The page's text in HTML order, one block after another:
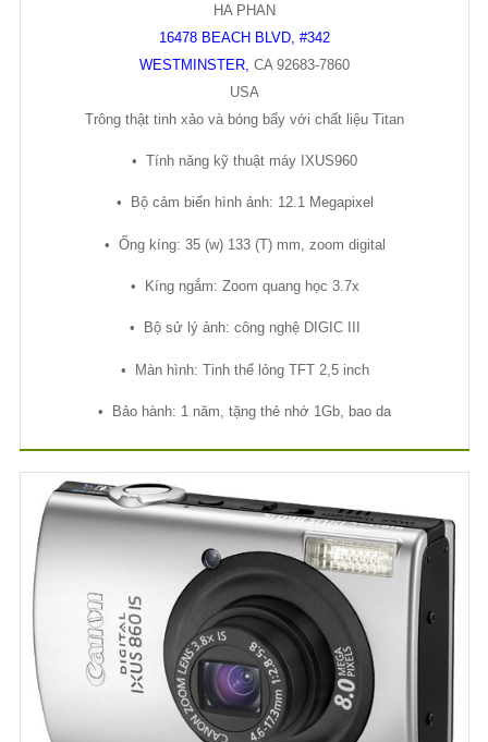
HA PHAN
16478 BEACH BLVD, #342
WESTMINSTER CA 92683-7860
USA
Trông thật tinh xảo và bóng bẩy với chất liệu Titan
• Tính năng kỹ thuật máy IXUS960
• Bộcảm biến hình ảnh: 12.1 Megapixel
• Ống kíng: 35 (w) 133 (T) mm, zoom digital
• Kíng ngắm: Zoom quang học 3.7x
• Bộsửlý ảnh: công nghệDIGIC III
• Màn hình: Tinh thểl ỏng TFT 2,5 inch
• Bảo hành: 1 năm, tặng thẻ nhớ 1Gb, bao da